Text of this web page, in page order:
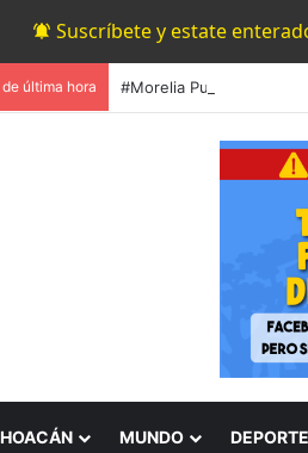
Suscríbete y estate
última hora
MUNDO